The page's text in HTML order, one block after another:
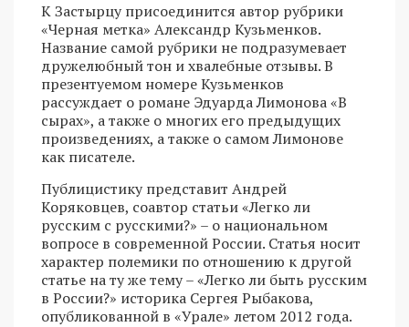
К Застырцу присоединится автор рубрики
«Черная метка» Александр Кузьменков.
Название самой рубрики не подразумевает
дружелюбный тон и хвалебные отзывы. В
презентуемом номере Кузьменков
рассуждает о романе Эдуарда Лимонова «В
сырах», а также о многих его предыдущих
произведениях, а также о самом Лимонове
как писателе.
Публицистику представит Андрей
Коряковцев, соавтор статьи «Легко ли
русским с русскими?» – о национальном
вопросе в современной России. Статья носит
характер полемики по отношению к другой
статье на ту же тему – «Легко ли быть русским
в России?» историка Сергея Рыбакова,
опубликованной в «Урале» летом 2012 года.